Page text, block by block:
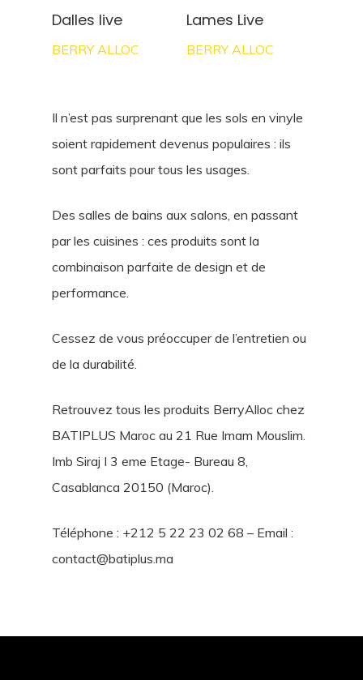
Dalles live
BERRY ALLOC
Lames Live
BERRY ALLOC
Il n’est pas surprenant que les sols en vinyle
soient rapidement devenus populaires : ils
sont parfaits pour tous les usages.
Des salles de bains aux salons, en passant
par les cuisines : ces produits sont la
combinaison parfaite de design et de
performance.
Cessez de vous préoccuper de l’entretien ou
de la durabilité.
Retrouvez tous les produits BerryAllocchez
BATIPLUS Maroc au 21 Rue Imam Mouslim.
Imb Siraj I 3 eme Etage- Bureau 8,
Casablanca 20150 (Maroc).
Téléphone : +212 5 22 23 02 68 – Email :
contact@batiplus.ma